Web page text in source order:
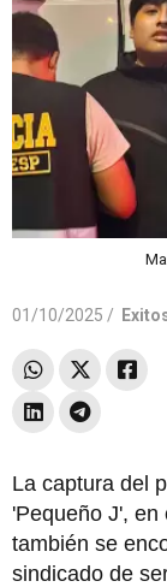
01/10/2025 /
La captura del
'Pequeño J',
también se
sindicado de